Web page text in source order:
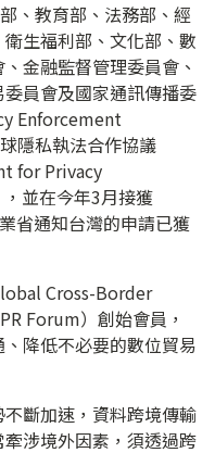
、教育部、法務部、經
生福利部、文化部、數
金融監督管理委員會、
員會及國家通訊傳播委
Enforcement
隱私執法合作協議
for Privacy
並在今年3月接獲
省通知台灣的申請已獲
Cross-Border
Forum）創始會員，
降低不必要的數位貿易
斷加速，資料跨境傳輸
涉境外因素，須透過跨